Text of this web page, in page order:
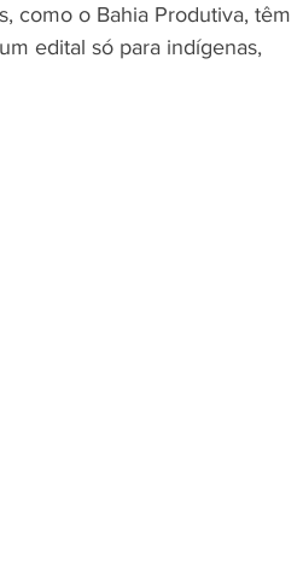
como o Bahia Produtiva, têm
edital só para indígenas,